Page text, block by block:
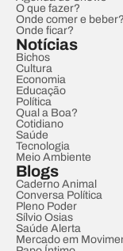
O que fazer?
Onde comer e beber?
Onde ficar?
Notícias
Bichos
Cultura
Economia
Educação
Política
Qual a Boa?
Cotidiano
Saúde
Tecnologia
Meio Ambiente
Blogs
Caderno Animal
Conversa Política
Pleno Poder
Sílvio Osias
Saúde Alerta
Mercado em